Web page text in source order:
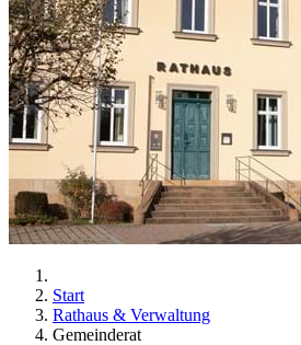
Start
Rathaus & Verwaltung
Gemeinderat